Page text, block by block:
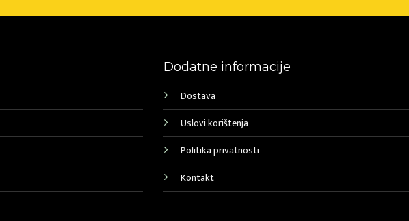
Dodatne informacije
Dostava
Uslovi korištenja
Politika privatnosti
Kontakt